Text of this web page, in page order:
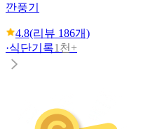
깐풍기
4.8(리뷰 186개)
·식단기록1천+